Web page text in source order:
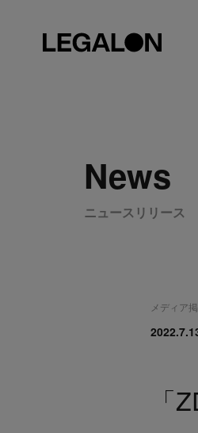
News
ニュースリリース
メディア
「